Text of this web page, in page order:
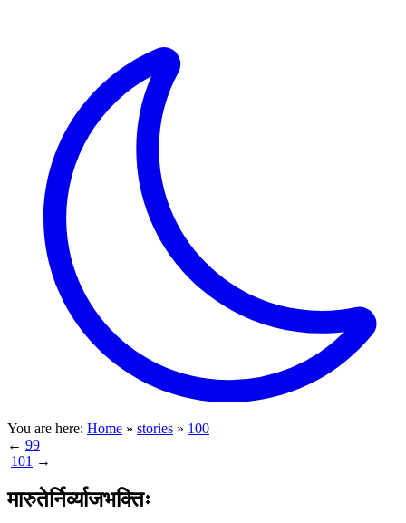
You are here: Home » stories » 100
← 99
101 →
मारुतेर्निर्व्याजभक्तिः